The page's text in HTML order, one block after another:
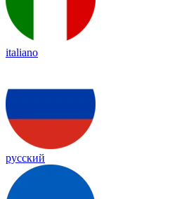
italiano
русский